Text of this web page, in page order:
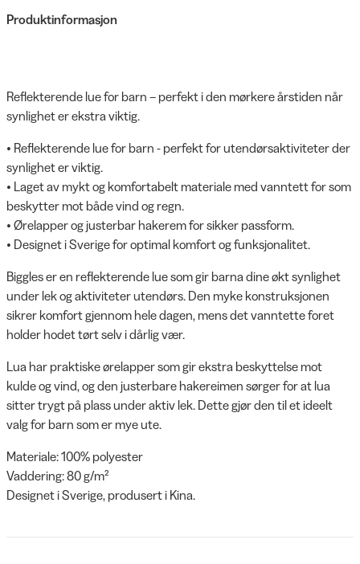
Produktinformasjon
Reflekterende lue for barn – perfekt i den mørkere årstiden når
synlighet er ekstra viktig.
• Reflekterende lue for barn - perfekt for utendørsaktiviteter der
synlighet er viktig.
• Laget av mykt og komfortabelt materiale med vanntett for som
beskytter mot både vind og regn.
• Ørelapper og justerbar hakerem for sikker passform.
• Designet i Sverige for optimal komfort og funksjonalitet.
Biggles er en reflekterende lue som gir barna dine økt synlighet
under lek og aktiviteter utendørs. Den myke konstruksjonen
sikrer komfort gjennom hele dagen, mens det vanntette foret
holder hodet tørt selv i dårlig vær.
Lua har praktiske ørelapper som gir ekstra beskyttelse mot
kulde og vind, og den justerbare hakereimen sørger for at lua
sitter trygt på plass under aktiv lek. Dette gjør den til et ideelt
valg for barn som er mye ute.
Materiale: 100% polyester
Vaddering: 80 g/m²
Designet i Sverige, produsert i Kina.